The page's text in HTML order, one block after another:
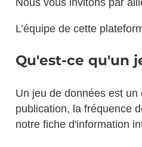
Nous vous invitons par
L’équipe de cette
Qu'est-ce qu'un
Un jeu de données est
publication, la fréquence
notre fiche d'information